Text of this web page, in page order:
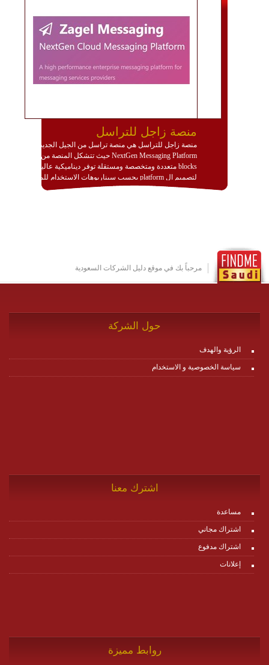
منصة زاجل للتراسل
منصة زاجل للتراسل هي منصة تراسل من الجيل الجديد
NextGen Messaging Platform حيث تتشكل المنصة من
blocks متعددة ومتخصصة ومستقلة توفر ديناميكية عالية
لتصميم ال platform بحسب سيناريوهات الاستخدام للمنصة
وتتوافق مع النشر والاستثمار ضمن بيئة استضافة dedicated
http://www.plutosms.com/zagel
مرحباً بك في موقع دليل الشركات السعودية
حول الشركة
الرؤية والهدف
سياسة الخصوصية و الاستخدام
اشترك معنا
مساعدة
اشتراك مجاني
اشتراك مدفوع
إعلانات
روابط مميزة